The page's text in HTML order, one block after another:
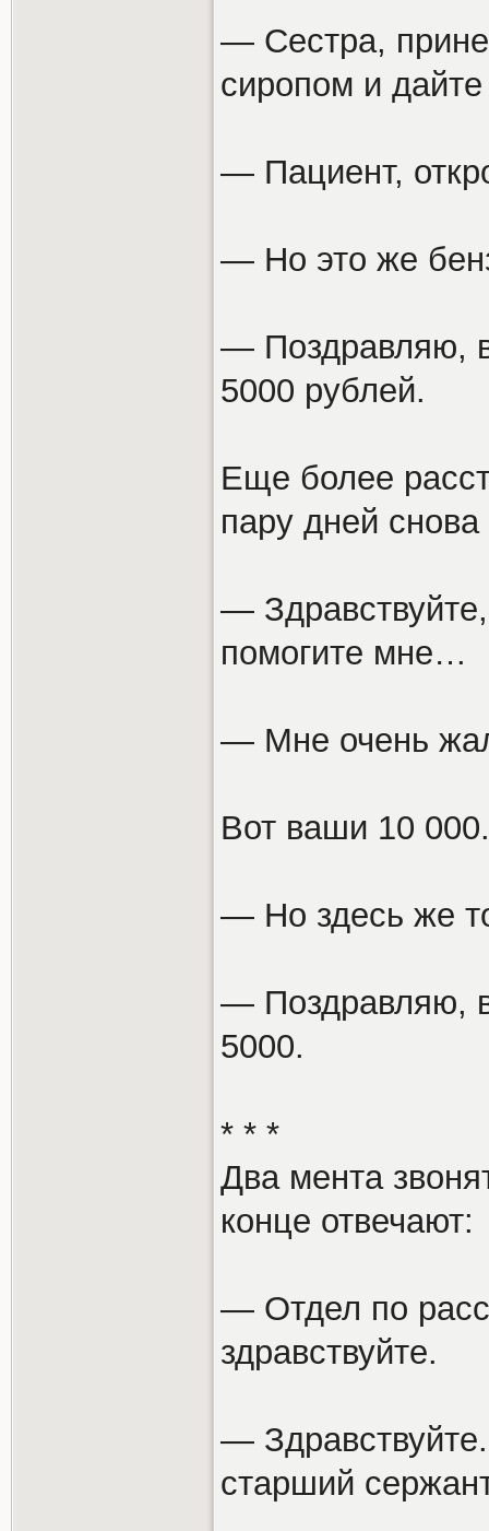
— Сестра,
сиропом и дайте
— Пациент,
— Но это же
— Поздравляю,
5000 рублей.
Еще более
пару дней
—
помогите мне…
— Мне очень
Вот ваши 10 000.
— Но здесь же
— Поздравляю,
5000.
* * *
Два мента
конце отвечают:
— Отдел по
здравствуйте.
—
старший